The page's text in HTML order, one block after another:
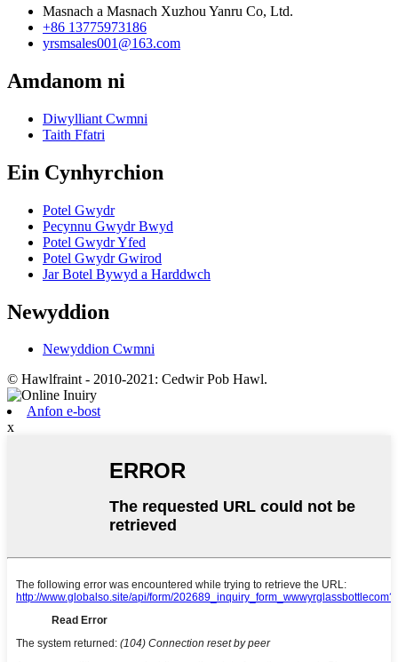
Masnach a Masnach Xuzhou Yanru Co, Ltd.
+86 13775973186
yrsmsales001@163.com
Amdanom ni
Diwylliant Cwmni
Taith Ffatri
Ein Cynhyrchion
Potel Gwydr
Pecynnu Gwydr Bwyd
Potel Gwydr Yfed
Potel Gwydr Gwirod
Jar Botel Bywyd a Harddwch
Newyddion
Newyddion Cwmni
© Hawlfraint - 2010-2021: Cedwir Pob Hawl.
Anfon e-bost
x